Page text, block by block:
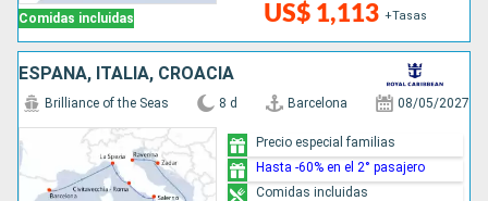
Comidas incluidas US$ 1,113 +Tasas
ESPAÑA, ITALIA, CROACIA
Brilliance of the Seas 8 d Barcelona 08/05/2027
Precio especial familias
Hasta -60% en el 2° pasajero
Comidas incluidas